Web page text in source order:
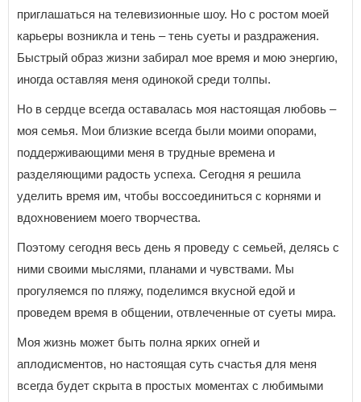
приглашаться на телевизионные шоу. Но с ростом моей
карьеры возникла и тень – тень суеты и раздражения.
Быстрый образ жизни забирал мое время и мою энергию,
иногда оставляя меня одинокой среди толпы.
Но в сердце всегда оставалась моя настоящая любовь –
моя семья. Мои близкие всегда были моими опорами,
поддерживающими меня в трудные времена и
разделяющими радость успеха. Сегодня я решила
уделить время им, чтобы воссоединиться с корнями и
вдохновением моего творчества.
Поэтому сегодня весь день я проведу с семьей, делясь с
ними своими мыслями, планами и чувствами. Мы
прогуляемся по пляжу, поделимся вкусной едой и
проведем время в общении, отвлеченные от суеты мира.
Моя жизнь может быть полна ярких огней и
аплодисментов, но настоящая суть счастья для меня
всегда будет скрыта в простых моментах с любимыми